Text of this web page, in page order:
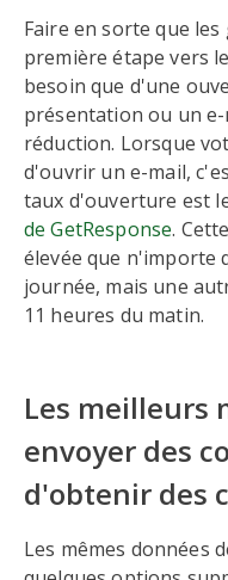
Faire en sorte que
première étape vers
besoin que d'une
présentation ou un
réduction. Lorsque
d'ouvrir un e-mail,
taux d'ouverture est
de GetResponse.
élevée que n'importe
journée, mais une
11 heures du matin.
Les meilleurs
envoyer des
d'obtenir des
Les mêmes données